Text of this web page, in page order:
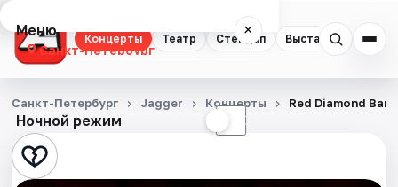
Концерты Театр Стендап Выставки
Меню ×
Санкт-Петербург
Концерты
Театр
Стендап
Ночной режим ☾
Санкт-Петербург Jagger Концерты Red Diamond